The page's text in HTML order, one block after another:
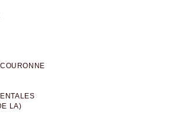
LA)